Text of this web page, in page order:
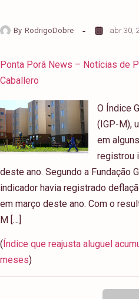
By RodrigoDobre abr 30,
Ponta Porã News – Notícias de
Caballero
O Índice
(IGP-M),
em
registrou
deste ano. Segundo a Fundação
indicador havia registrado
em março deste ano. Com o
M […]
( Índice que reajusta aluguel
meses)